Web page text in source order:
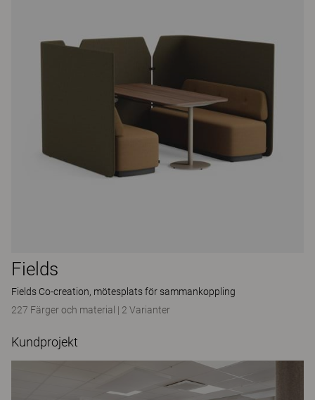
Fields
Fields Co-creation, mötesplats för sammankoppling
227 Färger och material | 2 Varianter
Kundprojekt